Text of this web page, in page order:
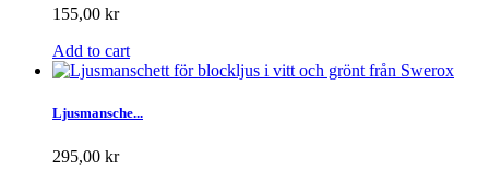
155,00 kr
Add to cart
Ljusmansche...
295,00 kr